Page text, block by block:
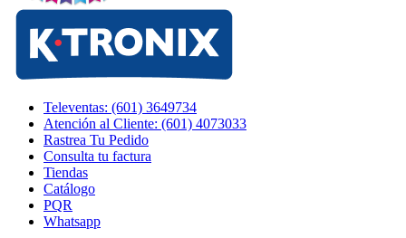
Televentas: (601) 3649734
Atención al Cliente: (601) 4073033
Rastrea Tu Pedido
Consulta tu factura
Tiendas
Catálogo
PQR
Whatsapp